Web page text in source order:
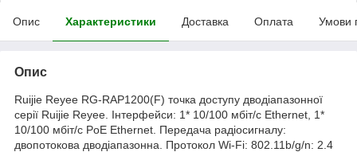
Опис Характеристики Доставка Оплата Умови
Опис
Ruijie Reyee RG-RAP1200(F) точка доступу дводіапазонної
серії Ruijie Reyee. Інтерфейси: 1* 10/100 мбіт/с Ethernet, 1*
10/100 мбіт/с PoE Ethernet. Передача радіосигналу:
двопотокова дводіапазонна. Протокол Wi-Fi: 802.11b/g/n: 2.4